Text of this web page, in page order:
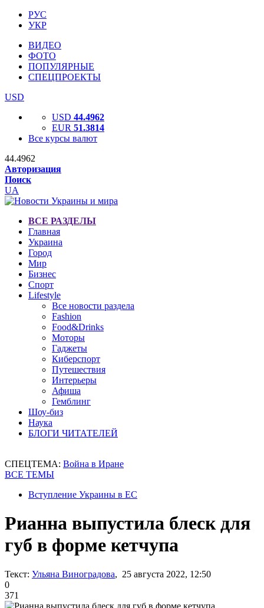
РУС
УКР
ВИДЕО
ФОТО
ПОПУЛЯРНЫЕ
СПЕЦПРОЕКТЫ
USD
USD 44.4962
EUR 51.3814
Все курсы валют
44.4962
Авторизация
Поиск
UA
ВСЕ РАЗДЕЛЫ
Главная
Украина
Город
Мир
Бизнес
Спорт
Lifestyle
Все новости раздела
Fashion
Food&Drinks
Моторы
Гаджеты
Киберспорт
Путешествия
Интерьеры
Афиша
Гемблинг
Шоу-биз
Наука
БЛОГИ ЧИТАТЕЛЕЙ
СПЕЦТЕМА: Война в Иране
ВСЕ ТЕМЫ
Вступление Украины в ЕС
Рианна выпустила блеск для
губ в форме кетчупа
Текст: Ульяна Виноградова, 25 августа 2022, 12:50
0
371